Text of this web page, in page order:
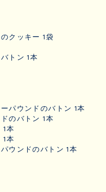
クッキー 1袋
トン 1本
パウンドのバトン 1本
のバトン 1本
本
本
ウンドのバトン 1本